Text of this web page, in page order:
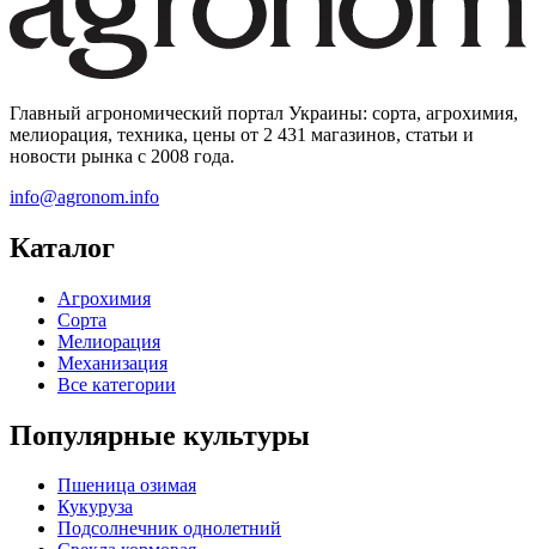
Главный агрономический портал Украины: сорта, агрохимия,
мелиорация, техника, цены от 2 431 магазинов, статьи и
новости рынка с 2008 года.
info@agronom.info
Каталог
Агрохимия
Сорта
Мелиорация
Механизация
Все категории
Популярные культуры
Пшеница озимая
Кукуруза
Подсолнечник однолетний